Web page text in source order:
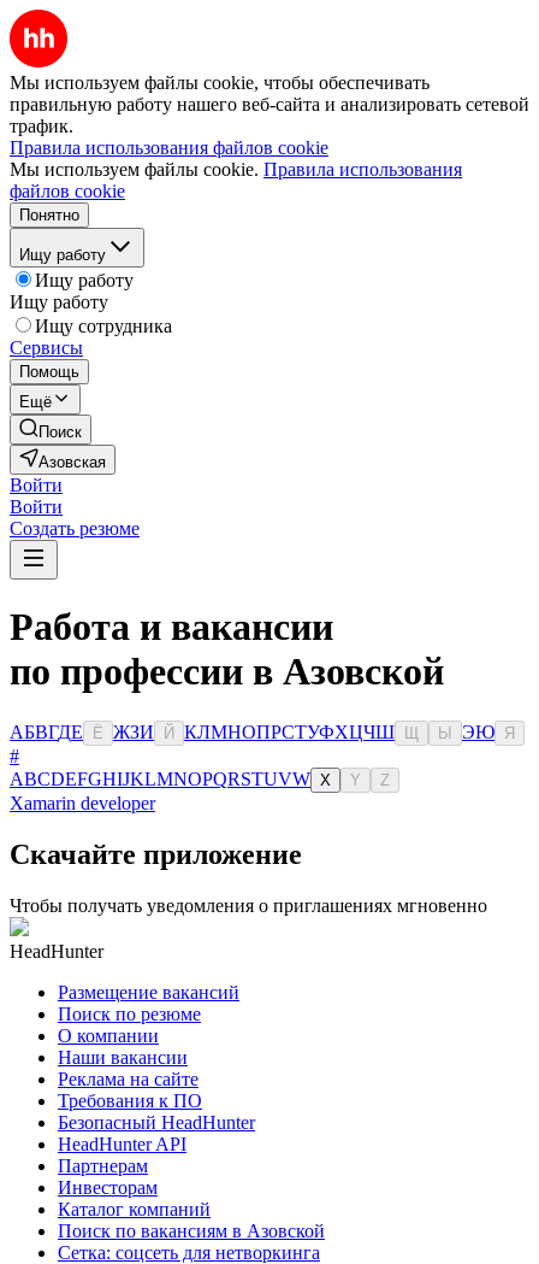
Мы используем файлы cookie, чтобы обеспечивать
правильную работу нашего веб-сайта и анализировать сетевой
трафик.
Правила использования файлов cookie
Мы используем файлы cookie. Правила использования
файлов cookie
Понятно
Ищу работу
Ищу работу
Ищу работу
Ищу сотрудника
Сервисы
Помощь
Ещё
Поиск
Азовская
Войти
Войти
Создать резюме
Работа и вакансии
по профессии в Азовской
АБВГДЕ Ё ЖЗИ Й КЛМНОПРСТУФХЦЧШ Ы ЭЮ Я
#
ABCDEFGHIJKLMNOPQRSTUVW X Y Z
Xamarin developer
Скачайте приложение
Чтобы получать уведомления о приглашениях мгновенно
HeadHunter
Размещение вакансий
Поиск по резюме
О компании
Наши вакансии
Реклама на сайте
Требования к ПО
Безопасный HeadHunter
HeadHunter API
Партнерам
Инвесторам
Каталог компаний
Поиск по вакансиям в Азовской
Сетка: соцсеть для нетворкинга